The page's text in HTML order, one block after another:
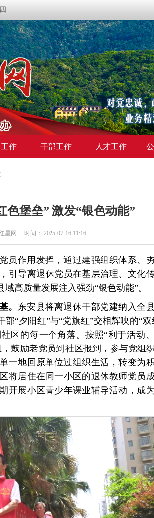
作 干部工作 人才工作
色堡垒” 激发“银色动能”
星网 时间： 2025-07-16 11:16
员作用发挥，通过建强组织体系、
引导离退休党员在基层治理、文化
高质量发展注入强劲“银色动能”。
。 东安县将离退休干部党建纳入全
“夕阳红”与“党旗红”交相辉映的“双
区的每一个角落。按照“利于活动
鼓励老党员到社区报到，参与党组
一地回原单位过组织生活，转变为
将居住在同一小区的退休教师党员
开展小区青少年课业辅导活动，成